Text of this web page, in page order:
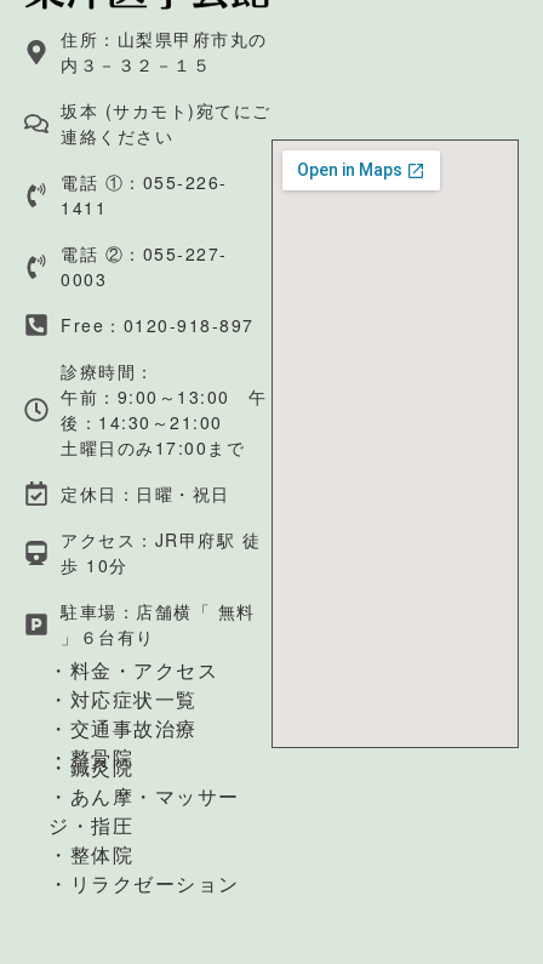
住所：山梨県甲府市丸の
内３－３２－１５
坂本 (サカモト)宛てにご
連絡ください
電話 ①：055-226-
1411
電話 ②：055-227-
0003
Free：0120-918-897
診療時間：
午前：9:00～13:00 午
後：14:30～21:00
土曜日のみ17:00まで
定休日：日曜・祝日
アクセス：JR甲府駅 徒
歩 10分
駐車場：店舗横「 無料
」６台有り
・料金・アクセス
・対応症状一覧
・交通事故治療
・整骨院
・鍼灸院
・あん摩・マッサー
ジ・指圧
・整体院
・リラクゼーション